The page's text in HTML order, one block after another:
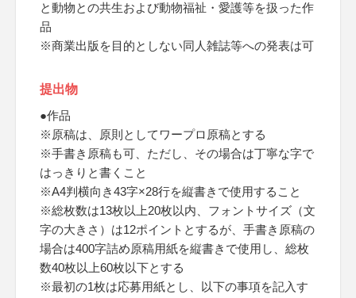
と動物との共生および動物福祉・愛護等を扱った作
品
※商業出版を目的としない同人雑誌等への発表は可
提出物
●作品
※原稿は、原則としてワープロ原稿とする
※手書き原稿も可、ただし、その場合は丁寧な字で
はっきりと書くこと
※A4判横向き43字×28行を縦書きで使用すること
※総枚数は13枚以上20枚以内、フォントサイズ（文
字の大きさ）は12ポイントとするが、手書き原稿の
場合は400字詰め原稿用紙を縦書きで使用し、総枚
数40枚以上60枚以下とする
※最初の1枚は応募用紙とし、以下の事項を記入す